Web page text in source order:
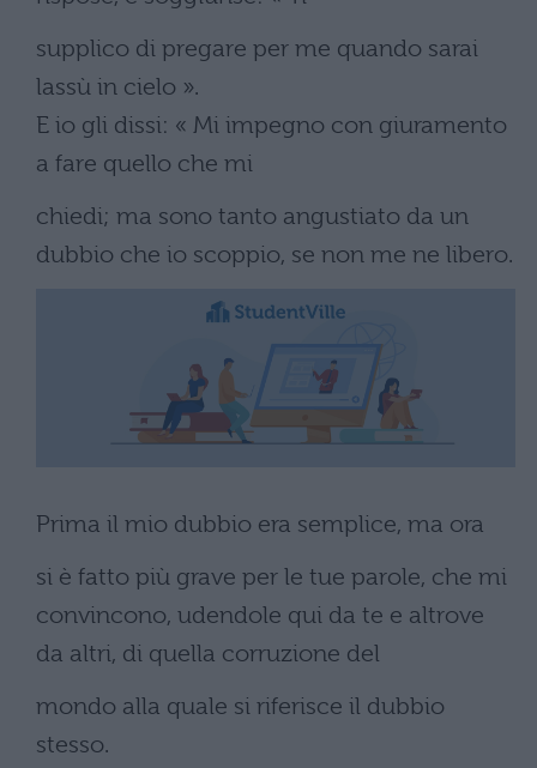
supplico di pregare per me quando sarai
lassù in cielo ».
E io gli dissi: « Mi impegno con giuramento
a fare quello che mi
chiedi; ma sono tanto angustiato da un
dubbio che io scoppio, se non me ne libero.
Prima il mio dubbio era semplice, ma ora
si è fatto più grave per le tue parole, che mi
convincono, udendole qui da te e altrove
da altri, di quella corruzione del
mondo alla quale si riferisce il dubbio
stesso.